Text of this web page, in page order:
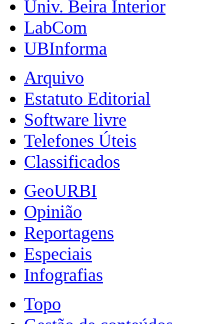
Univ. Beira Interior
LabCom
UBInforma
Arquivo
Estatuto Editorial
Software livre
Telefones Úteis
Classificados
GeoURBI
Opinião
Reportagens
Especiais
Infografias
Topo